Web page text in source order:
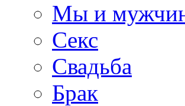
Мы и
Секс
Свадьба
Брак